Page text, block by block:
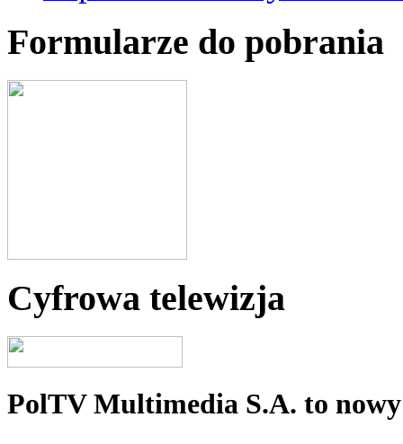
Formularze do pobrania
Cyfrowa telewizja
PolTV Multimedia S.A. to